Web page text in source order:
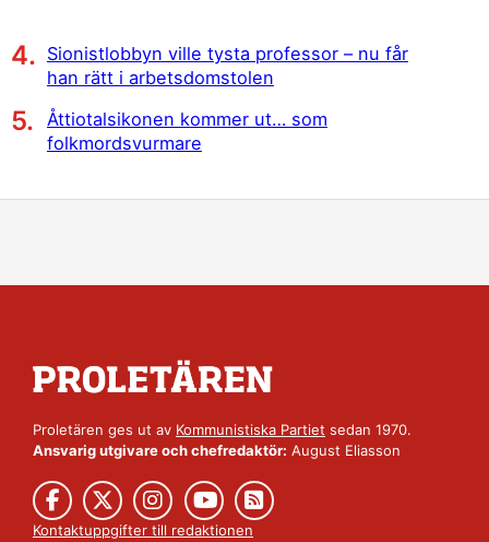
Sionistlobbyn ville tysta professor – nu får
han rätt i arbetsdomstolen
Åttiotalsikonen kommer ut… som
folkmordsvurmare
Proletären ges ut av Kommunistiska Partiet sedan 1970.
Ansvarig utgivare och chefredaktör: August Eliasson
Kontaktuppgifter till redaktionen